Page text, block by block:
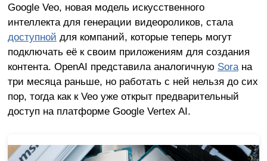
Google Veo, новая модель искусственного
интеллекта для генерации видеороликов, стала
доступной для компаний, которые теперь могут
подключать её к своим приложениям для создания
контента. OpenAI представила аналогичную Soraна
три месяца раньше, но работать с ней нельзя до сих
пор, тогда как к Veo уже открыт предварительный
доступ на платформе Google Vertex AI.